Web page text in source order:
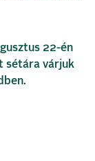
22-én
sétára várjuk